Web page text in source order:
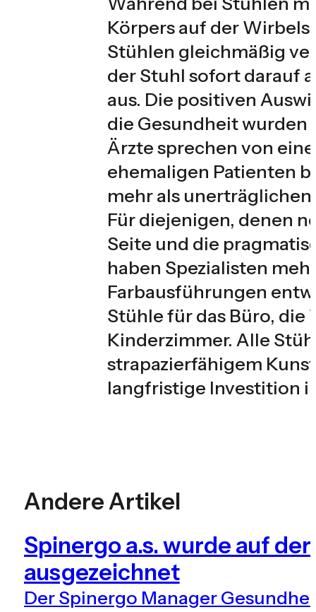
Körpers auf der
Stühlen gleichmäßig
der Stuhl sofort darauf
aus. Die positiven
die Gesundheit wurden
Ärzte sprechen von
ehemaligen Patienten
mehr als unerträglichen
Für diejenigen, denen
Seite und die
haben Spezialisten
Farbausführungen
Stühle für das Büro, die
Kinderzimmer. Alle
strapazierfähigem
langfristige Investition
Andere Artikel
Spinergo a.s. wurde auf
ausgezeichnet
Der Spinergo Manager